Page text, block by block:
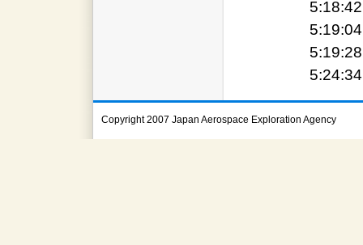
Copyright 2007 Japan Aerospace Exploration Agency